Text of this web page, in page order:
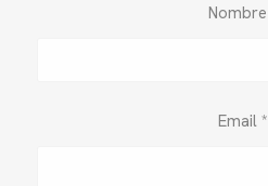
Nombre
Email *